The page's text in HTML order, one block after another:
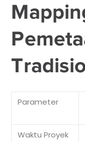
Parameter
Waktu Proyek